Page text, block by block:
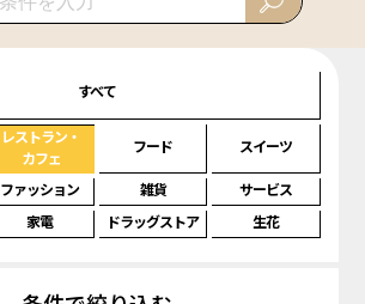
すべて
レストラン・
カフェ
フード スイーツ
ファッション 雑貨
サービス
家電 ドラッグストア 生花